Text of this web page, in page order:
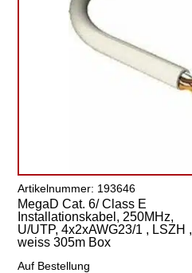
Artikelnummer: 193646
MegaD Cat. 6/ Class E
Installationskabel, 250MHz,
U/UTP, 4x2xAWG23/1 , LSZH ,
weiss 305m Box
Auf Bestellung